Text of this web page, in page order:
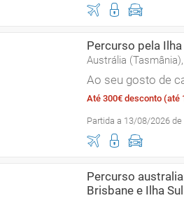
Percurso pela
Austrália
Ao seu gosto de
Até 300€ desconto (até
Partida a 13/08/2026 de
Percurso
Brisbane e Ilha